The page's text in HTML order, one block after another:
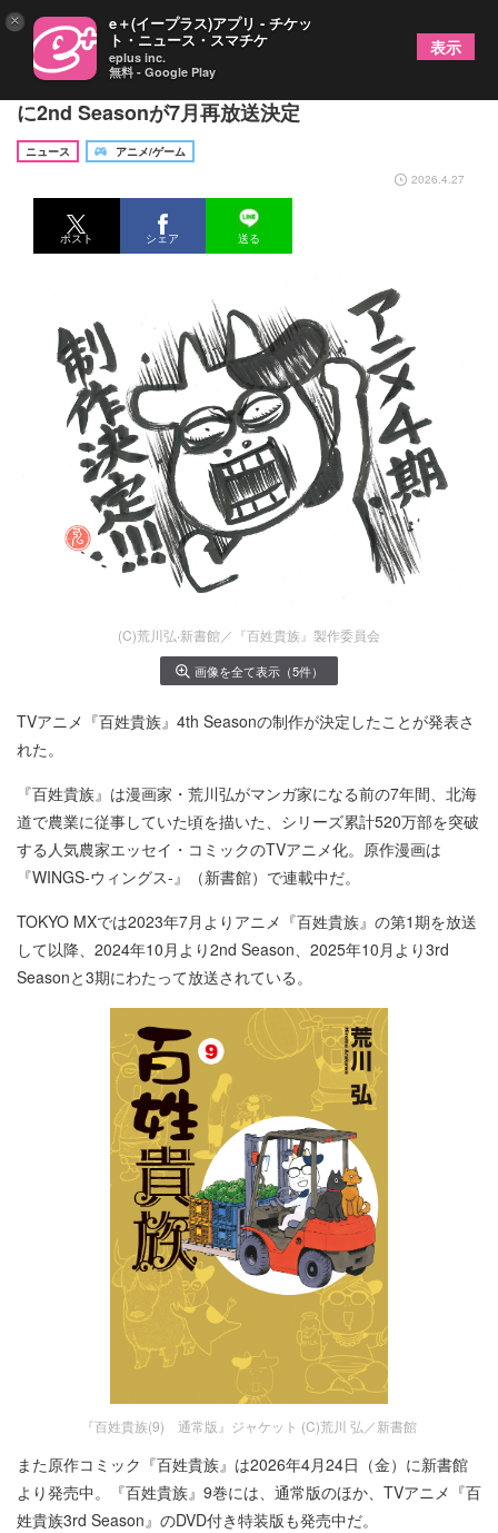
TVアニメ『百姓貴族』4th Season制作決定！さら
に2nd Seasonが7月再放送決定
ニュース
アニメ/ゲーム
2026.4.27
ポスト シェア 送る
(C)荒川弘‧新書館／『百姓貴族』製作委員会
画像を全て表示（5件）
TVアニメ『百姓貴族』4th Seasonの制作が決定したことが発表さ
れた。
『百姓貴族』は漫画家・荒川弘がマンガ家になる前の7年間、北海
道で農業に従事していた頃を描いた、シリーズ累計520万部を突破
する人気農家エッセイ・コミックのTVアニメ化。原作漫画は
『WINGS-ウィングス-』（新書館）で連載中だ。
TOKYO MXでは2023年7月よりアニメ『百姓貴族』の第1期を放送
して以降、2024年10月より2nd Season、2025年10月より3rd
Seasonと3期にわたって放送されている。
『百姓貴族(9) 通常版』ジャケット (C)荒川 弘／新書館
また原作コミック『百姓貴族』は2026年4月24日（金）に新書館
より発売中。『百姓貴族』9巻には、通常版のほか、TVアニメ『百
姓貴族3rd Season』のDVD付き特装版も発売中だ。
× e＋(イープラス)アプリ - チケッ
ト・ニュース・スマチケ
eplus inc.
無料 - Google Play
表示